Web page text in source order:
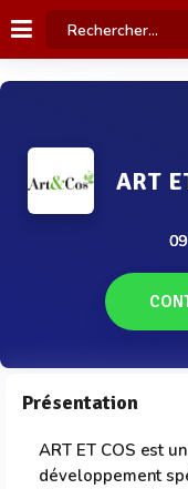
ART
Présentation
ART ET COS est
développement